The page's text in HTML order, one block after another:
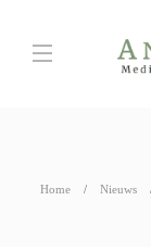
Home Nieuws